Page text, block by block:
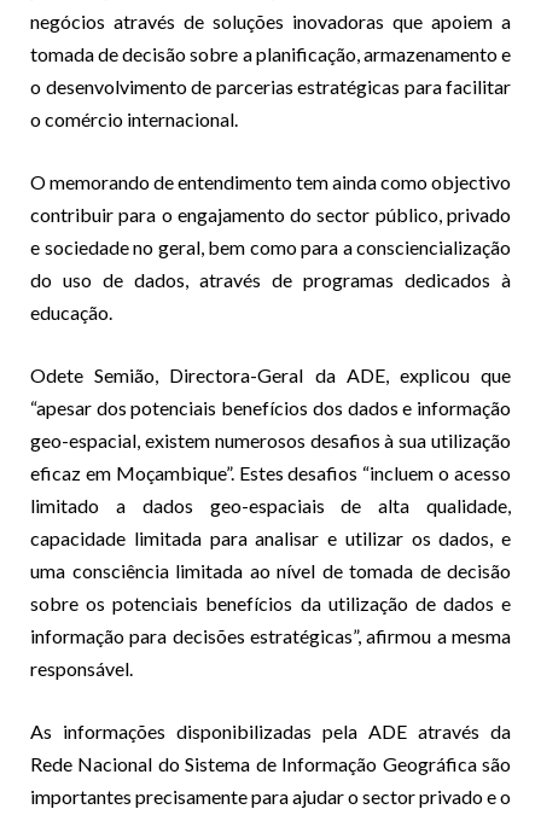
negócios através de soluções inovadoras que apoiem a
tomada de decisão sobre a planificação, armazenamento e
o desenvolvimento de parcerias estratégicas para facilitar
o comércio internacional.
O memorando de entendimento tem ainda como objectivo
contribuir para o engajamento do sector público, privado
e sociedade no geral, bem como para a consciencialização
do uso de dados, através de programas dedicados à
educação.
Odete Semião, Directora-Geral da ADE, explicou que
“apesar dos potenciais benefícios dos dados e informação
geo-espacial, existem numerosos desafios à sua utilização
eficaz em Moçambique”. Estes desafios “incluem o acesso
limitado a dados geo-espaciais de alta qualidade,
capacidade limitada para analisar e utilizar os dados, e
uma consciência limitada ao nível de tomada de decisão
sobre os potenciais benefícios da utilização de dados e
informação para decisões estratégicas”, afirmou a mesma
responsável.
As informações disponibilizadas pela ADE através da
Rede Nacional do Sistema de Informação Geográfica são
importantes precisamente para ajudar o sector privado e o